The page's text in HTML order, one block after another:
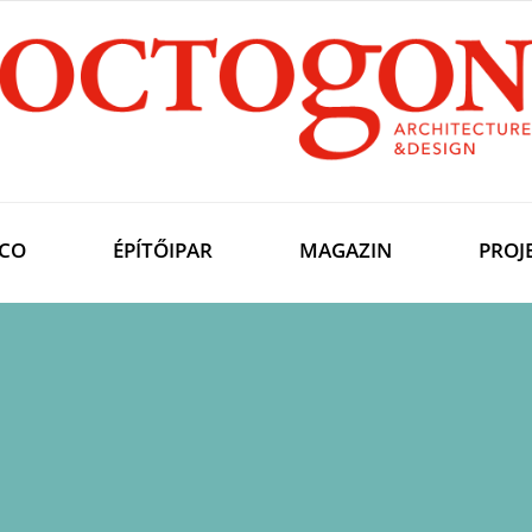
ÉPÍTŐIPAR MAGAZIN